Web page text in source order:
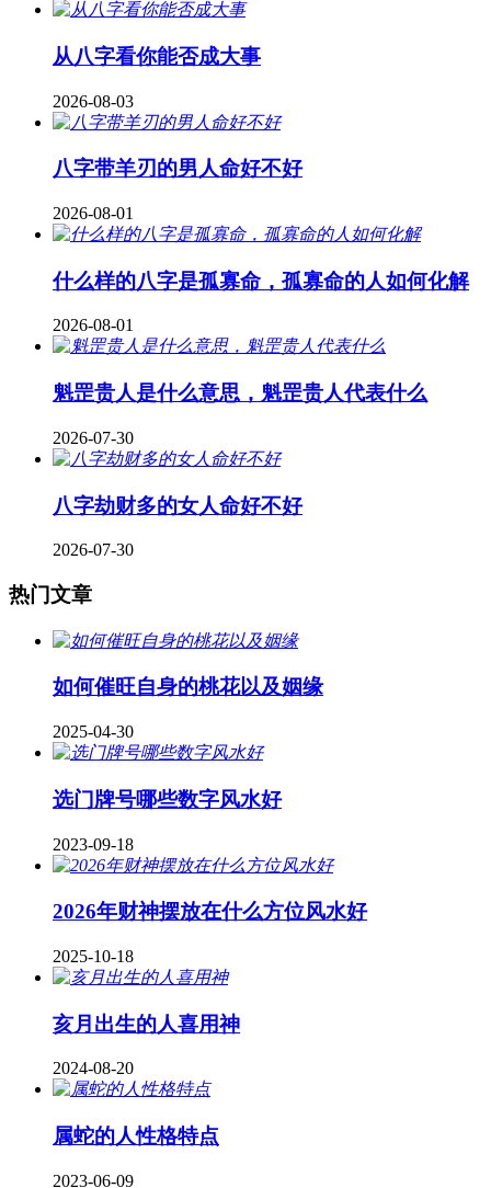
从八字看你能否成大事
2026-08-03
八字带羊刃的男人命好不好
2026-08-01
什么样的八字是孤寡命，孤寡命的人如何化解
2026-08-01
魁罡贵人是什么意思，魁罡贵人代表什么
2026-07-30
八字劫财多的女人命好不好
2026-07-30
热门文章
如何催旺自身的桃花以及姻缘
2025-04-30
​选门牌号哪些数字风水好
2023-09-18
2026年财神摆放在什么方位风水好
2025-10-18
亥月出生的人喜用神
2024-08-20
属蛇的人性格特点
2023-06-09